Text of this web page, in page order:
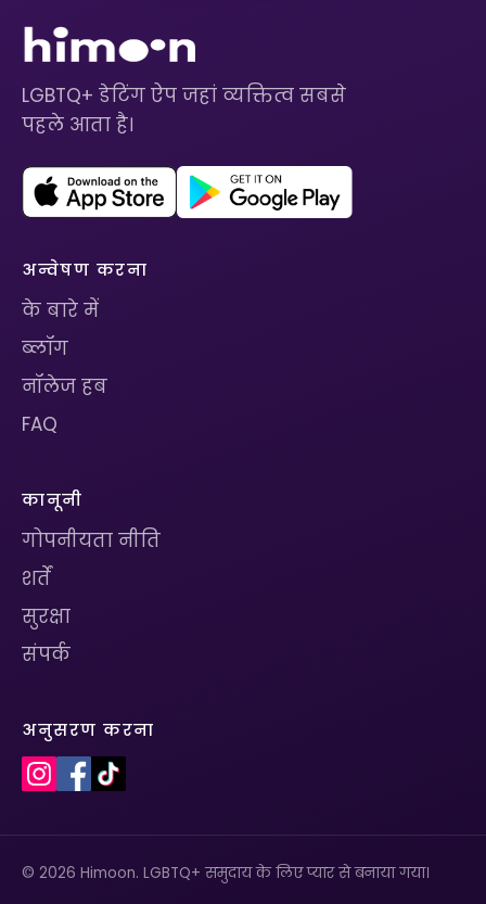
LGBTQ+ डेटिंग ऐप जहां व्यक्तित्व सबसे
पहले आता है।
अन्वेषण करना
के बारे में
ब्लॉग
नॉलेज हब
FAQ
कानूनी
गोपनीयता नीति
शर्तें
सुरक्षा
संपर्क
अनुसरण करना
© 2026 Himoon. LGBTQ+ समुदाय के लिए प्यार से बनाया गया।